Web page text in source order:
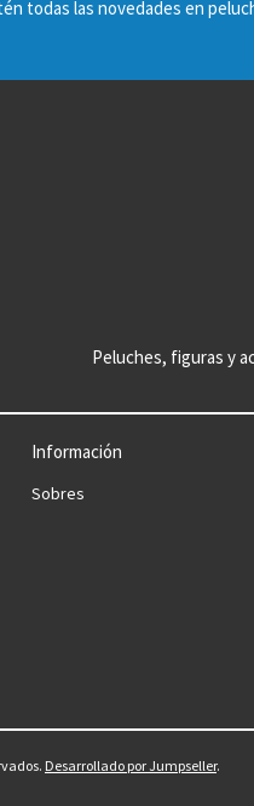
todas las novedades en
Peluches, figuras y
Información
Sobres
Desarrollado por Jumpseller.